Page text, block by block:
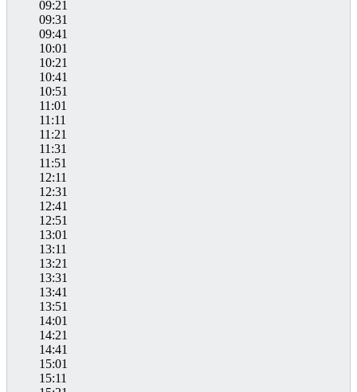
09:21
09:31
09:41
10:01
10:21
10:41
10:51
11:01
11:11
11:21
11:31
11:51
12:11
12:31
12:41
12:51
13:01
13:11
13:21
13:31
13:41
13:51
14:01
14:21
14:41
15:01
15:11